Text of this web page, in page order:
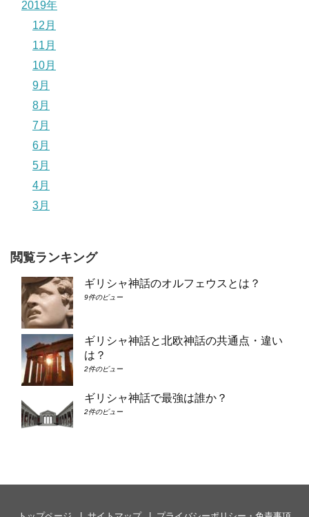
2019年
12月
11月
10月
9月
8月
7月
6月
5月
4月
3月
閲覧ランキング
ギリシャ神話のオルフェウスとは？
9件のビュー
ギリシャ神話と北欧神話の共通点・違い
は？
2件のビュー
ギリシャ神話で最強は誰か？
2件のビュー